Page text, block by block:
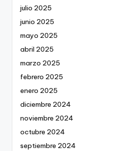
julio 2025
junio 2025
mayo 2025
abril 2025
marzo 2025
febrero 2025
enero 2025
diciembre 2024
noviembre 2024
octubre 2024
septiembre 2024